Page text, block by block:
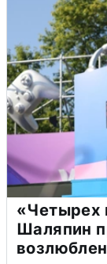
«Четырех
Шаляпин